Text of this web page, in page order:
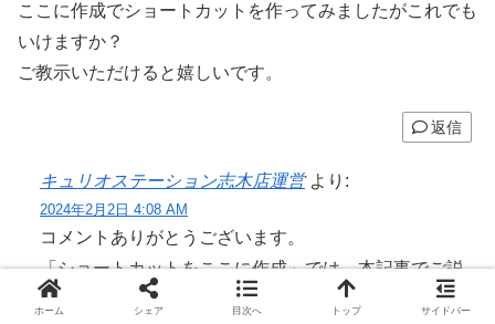
ここに作成でショートカットを作ってみましたがこれでも
いけますか？
ご教示いただけると嬉しいです。
返信
キュリオステーション志木店運営 より:
2024年2月2日 4:08 AM
コメントありがとうございます。
「ショートカットをここに作成」では、本記事でご説
明している動作になりません。iTunesは、通常の「シ
ホーム シェア 目次へ トップ サイドバー